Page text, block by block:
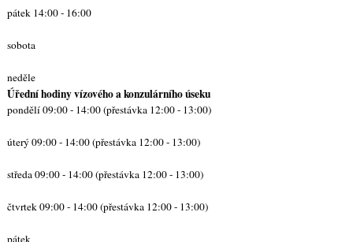
pátek 14:00 - 16:00
sobota
neděle
Úřední hodiny vízového a konzulárního úseku
pondělí 09:00 - 14:00 (přestávka 12:00 - 13:00)
úterý 09:00 - 14:00 (přestávka 12:00 - 13:00)
středa 09:00 - 14:00 (přestávka 12:00 - 13:00)
čtvrtek 09:00 - 14:00 (přestávka 12:00 - 13:00)
pátek